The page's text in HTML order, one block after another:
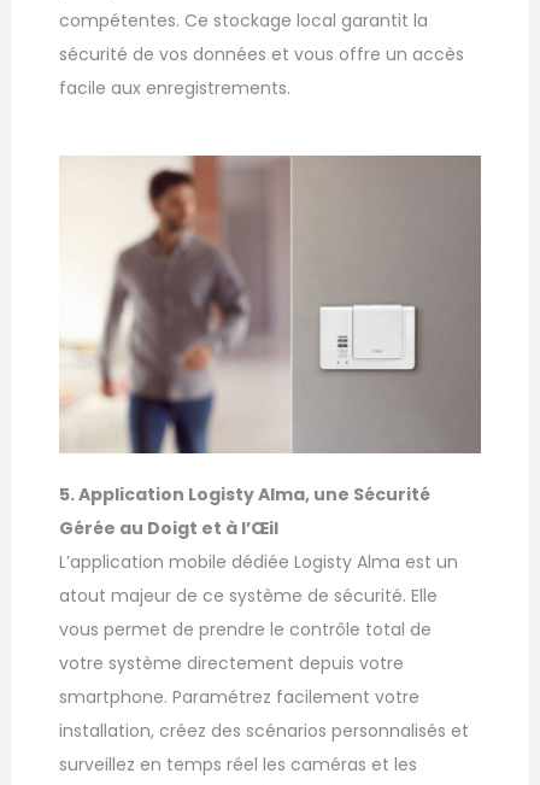
compétentes. Ce stockage local garantit la
sécurité de vos données et vous offre un accès
facile aux enregistrements.
5. Application Logisty Alma, une Sécurité
Gérée au Doigt et à l’Œil
L’application mobile dédiée Logisty Alma est un
atout majeur de ce système de sécurité. Elle
vous permet de prendre le contrôle total de
votre système directement depuis votre
smartphone. Paramétrez facilement votre
installation, créez des scénarios personnalisés et
surveillez en temps réel les caméras et les